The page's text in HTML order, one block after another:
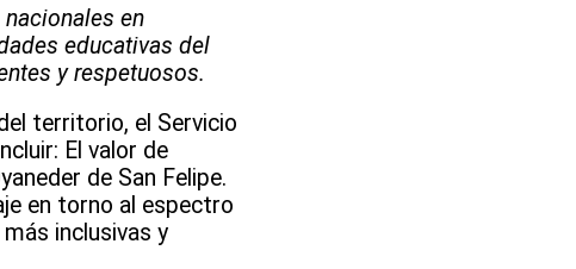
en
educativas del
y respetuosos.
territorio, el Servicio
El valor de
de San Felipe.
en torno al espectro
inclusivas y